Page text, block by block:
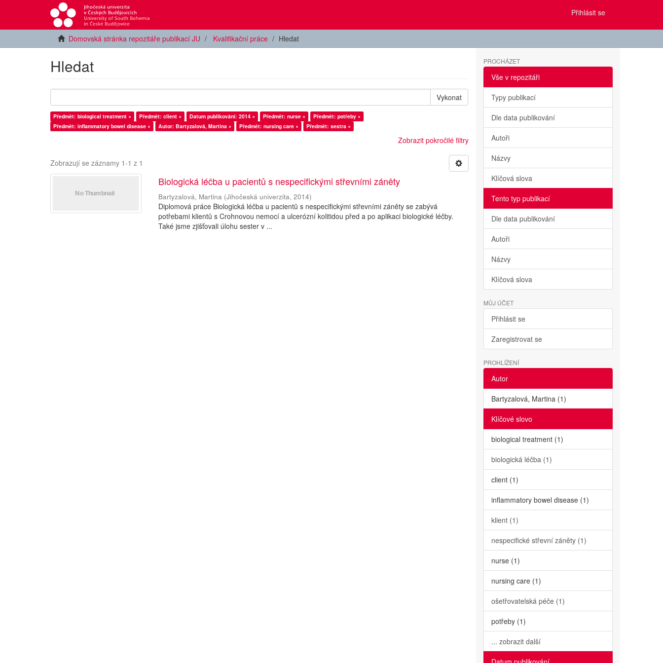
Přihlásit se
Domovská stránka repozitáře publikací JU Kvalifikační práce Hledat
Hledat
Vykonat
Předmět: biological treatment × Předmět: client × Datum publikování: 2014 × Předmět: nurse ×
Předmět: potřeby ×
Předmět: inflammatory bowel disease ×
Autor: Bartyzalová, Martina × Předmět: nursing care × Předmět: sestra ×
Zobrazit pokročilé filtry
Zobrazují se záznamy 1-1 z 1
Biologická léčba u pacientů s nespecifickými střevními záněty
Bartyzalová, Martina (Jihočeská univerzita,2014)
Diplomová práce Biologická léčba u pacientů s nespecifickými střevními záněty se zabývá
potřebami klientů s Crohnovou nemocí a ulcerózní kolitidou před a po aplikaci biologické léčby.
Také jsme zjišťovali úlohu sester v ...
PROCHÁZET
Vše v repozitáři
Typy publikací
Dle data publikování
Autoři
Názvy
Klíčová slova
Tento typ publikací
Dle data publikování
Autoři
Názvy
Klíčová slova
MŮJ ÚČET
Přihlásit se
Zaregistrovat se
PROHLÍŽENÍ
Autor
Bartyzalová, Martina (1)
Klíčové slovo
biological treatment (1)
biologická léčba (1)
client (1)
inflammatory bowel disease (1)
klient (1)
nespecifické střevní záněty (1)
nurse (1)
nursing care (1)
ošetřovatelská péče (1)
potřeby (1)
... zobrazit další